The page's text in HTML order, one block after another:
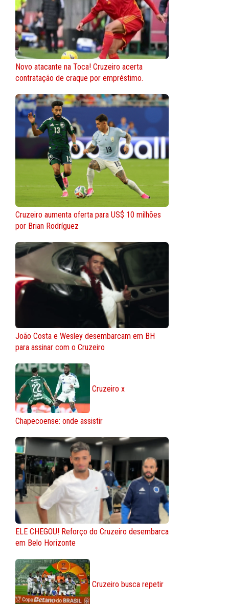
Novo atacante na Toca! Cruzeiro acerta
contratação de craque por empréstimo.
Cruzeiro aumenta oferta para US$ 10 milhões
por Brian Rodríguez
João Costa e Wesley desembarcam em BH
para assinar com o Cruzeiro
Cruzeiro x
Chapecoense: onde assistir
ELE CHEGOU! Reforço do Cruzeiro desembarca
em Belo Horizonte
Cruzeiro busca repetir